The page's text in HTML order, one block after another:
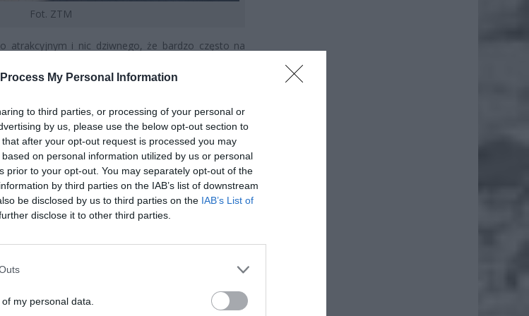
My Personal Information
to third parties, or processing of your personal or
by us, please use the below opt-out section to
after your opt-out request is processed you may
on personal information utilized by us or personal
prior to your opt-out. You may separately opt-out of the
by third parties on the IAB’s list of downstream
be disclosed by us to third parties on the IAB’s List of
disclose it to other third parties.
my personal data.
Fot. ZTM
atrakcyjnym i nic dziwnego, że bardzo często na
2015 roku łączna, szacunkuowa liczba turystów i
ad